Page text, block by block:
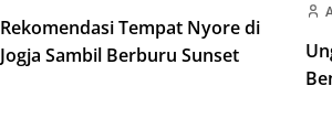
Rekomendasi Tempat Nyore di
Jogja Sambil Berburu Sunset